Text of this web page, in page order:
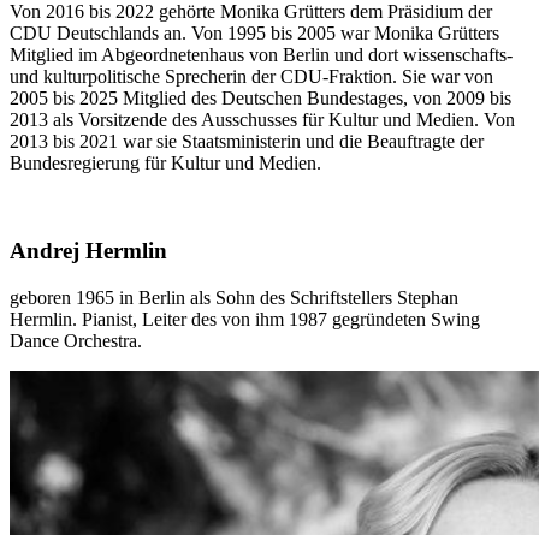
Von 2016 bis 2022 gehörte Monika Grütters dem Präsidium der
CDU Deutschlands an. Von 1995 bis 2005 war Monika Grütters
Mitglied im Abgeordnetenhaus von Berlin und dort wissenschafts-
und kulturpolitische Sprecherin der CDU-Fraktion. Sie war von
2005 bis 2025 Mitglied des Deutschen Bundestages, von 2009 bis
2013 als Vorsitzende des Ausschusses für Kultur und Medien. Von
2013 bis 2021 war sie Staatsministerin und die Beauftragte der
Bundesregierung für Kultur und Medien.
Andrej Hermlin
geboren 1965 in Berlin als Sohn des Schriftstellers Stephan
Hermlin. Pianist, Leiter des von ihm 1987 gegründeten Swing
Dance Orchestra.